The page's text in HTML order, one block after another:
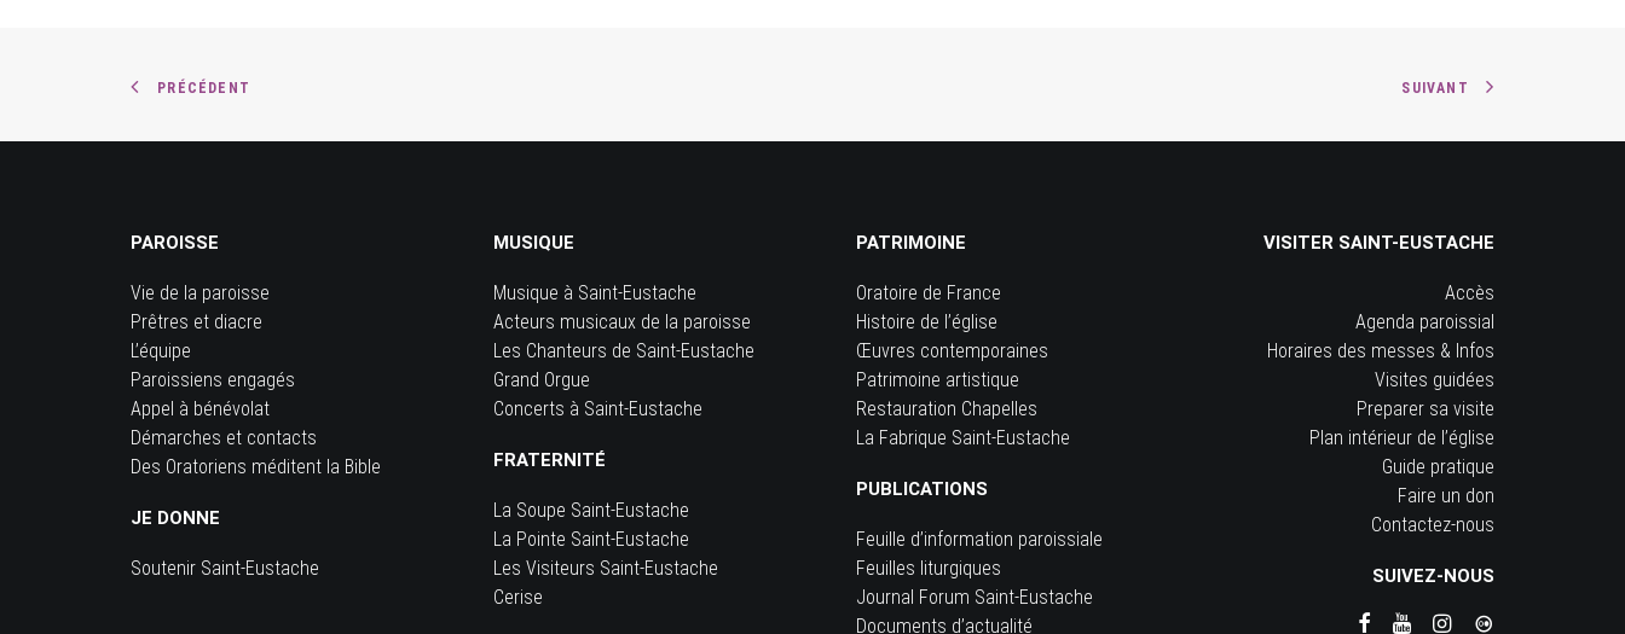
PRÉCÉDENT SUIVANT
PAROISSE
Vie de la paroisse
Prêtres et diacre
L’équipe
Paroissiens engagés
Appel à bénévolat
Démarches et contacts
Des Oratoriens méditent la Bible
JE DONNE
Soutenir Saint-Eustache
MUSIQUE
Musique à Saint-Eustache
Acteurs musicaux de la paroisse
Les Chanteurs de Saint-Eustache
Grand Orgue
Concerts à Saint-Eustache
FRATERNITÉ
La Soupe Saint-Eustache
La Pointe Saint-Eustache
Les Visiteurs Saint-Eustache
Cerise
PATRIMOINE
Oratoire de France
Histoire de l’église
Œuvres contemporaines
Patrimoine artistique
Restauration Chapelles
La Fabrique Saint-Eustache
PUBLICATIONS
Feuille d’information paroissiale
Feuilles liturgiques
Journal Forum Saint-Eustache
Documents d’actualité
VISITER SAINT-EUSTACHE
Accès
Agenda paroissial
Horaires des messes & Infos
Visites guidées
Preparer sa visite
Plan intérieur de l’église
Guide pratique
Faire un don
Contactez-nous
SUIVEZ-NOUS